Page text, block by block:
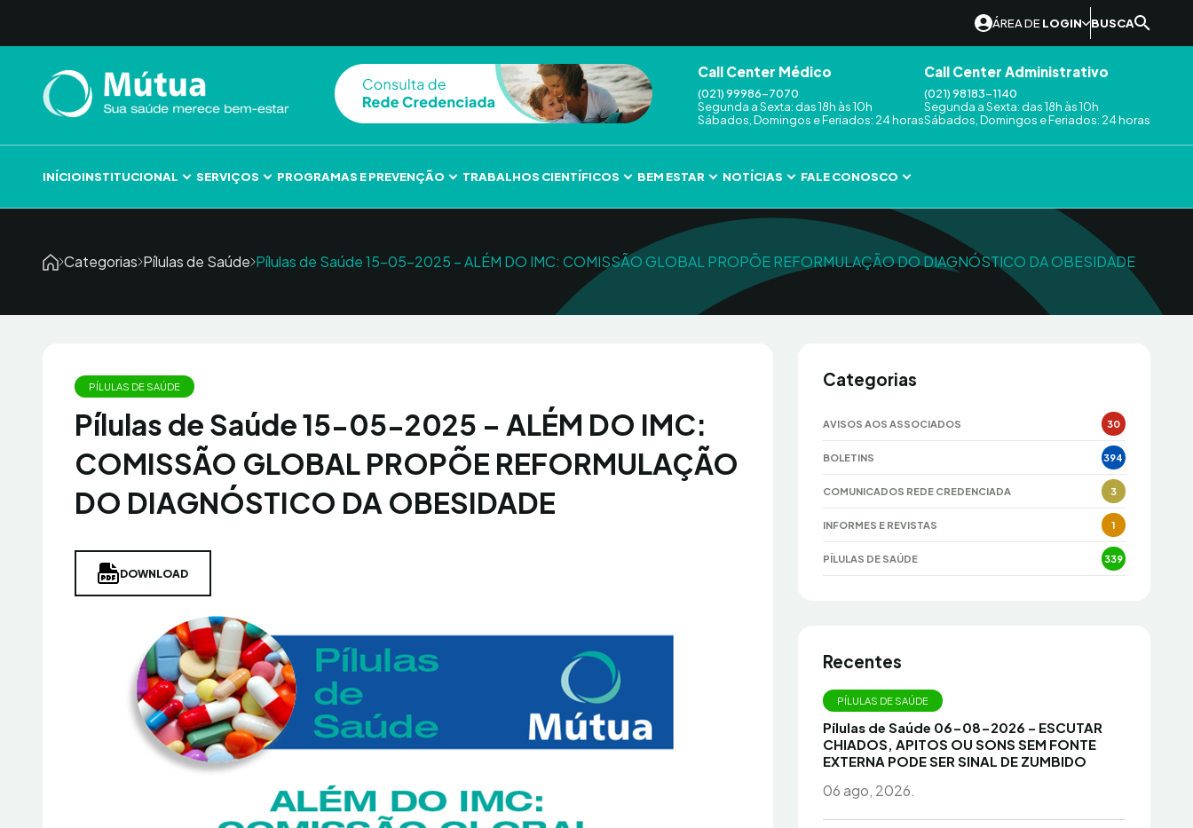
ÁREA DE LOGIN BUSCA
Call Center Médico
(021) 99986-7070
Segunda a Sexta: das 18h às 10h
Sábados, Domingos e Feriados: 24 horas
Call Center Administrativo
(021) 98183-1140
Segunda a Sexta: das 18h às 10h
Sábados, Domingos e Feriados: 24 horas
INÍCIOINSTITUCIONAL SERVIÇOS PROGRAMAS E PREVENÇÃO TRABALHOS CIENTÍFICOS BEM ESTAR NOTÍCIAS FALE CONOSCO
Categorias Pílulas de Saúde Pílulas de Saúde 15-05-2025 – ALÉM DO IMC: COMISSÃO GLOBAL PROPÕE REFORMULAÇÃO DO DIAGNÓSTICO DA OBESIDADE
PÍLULAS DE SAÚDE
Pílulas de Saúde 15-05-2025 – ALÉM DO IMC:
COMISSÃO GLOBAL PROPÕE REFORMULAÇÃO
DO DIAGNÓSTICO DA OBESIDADE
DOWNLOAD
Categorias
AVISOS AOS ASSOCIADOS 30
BOLETINS 394
COMUNICADOS REDE CREDENCIADA 3
INFORMES E REVISTAS 1
PÍLULAS DE SAÚDE 339
Recentes
PÍLULAS DE SAÚDE
Pílulas de Saúde 06-08-2026 – ESCUTAR
CHIADOS, APITOS OU SONS SEM FONTE
EXTERNA PODE SER SINAL DE ZUMBIDO
06 ago, 2026.